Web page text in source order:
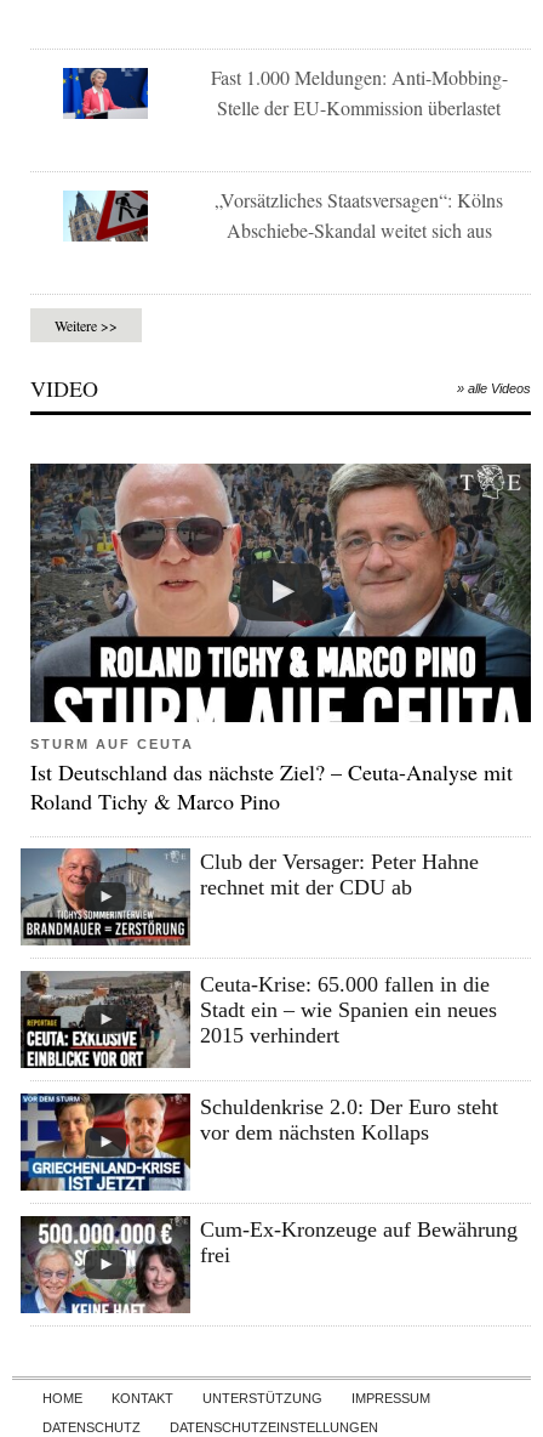
Fast 1.000 Meldungen: Anti-Mobbing-
Stelle der EU-Kommission überlastet
„Vorsätzliches Staatsversagen“: Kölns
Abschiebe-Skandal weitet sich aus
Weitere >>
VIDEO » alle Videos
STURM AUF CEUTA
Ist Deutschland das nächste Ziel? – Ceuta-Analyse mit
Roland Tichy & Marco Pino
Club der Versager: Peter Hahne
rechnet mit der CDU ab
Ceuta-Krise: 65.000 fallen in die
Stadt ein – wie Spanien ein neues
2015 verhindert
Schuldenkrise 2.0: Der Euro steht
vor dem nächsten Kollaps
Cum-Ex-Kronzeuge auf Bewährung
frei
Skip to content
HOME KONTAKT UNTERSTÜTZUNG
IMPRESSUM
DATENSCHUTZ
DATENSCHUTZEINSTELLUNGEN